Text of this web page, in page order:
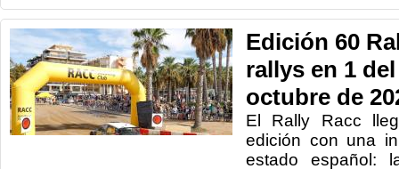
Edición 60
rallys en 1
octubre de
El Rally Racc
edición con una
estado español: